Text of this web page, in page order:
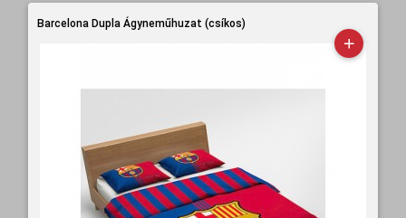
Barcelona Dupla Ágyneműhuzat (csíkos)